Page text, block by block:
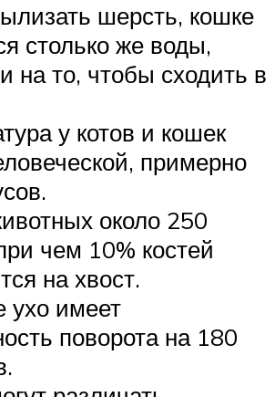
шерсть, кошке
столько же воды,
на то, чтобы сходить в
у котов и кошек
примерно
около 250
чем 10% костей
на хвост.
ухо имеет
поворота на 180